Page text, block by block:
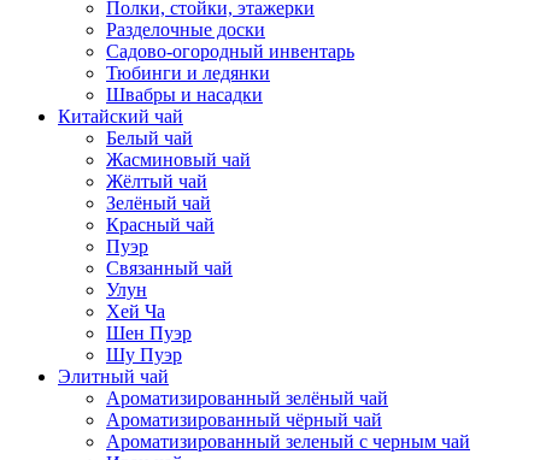
Полки, стойки, этажерки
Разделочные доски
Садово-огородный инвентарь
Тюбинги и ледянки
Швабры и насадки
Китайский чай
Белый чай
Жасминовый чай
Жёлтый чай
Зелёный чай
Красный чай
Пуэр
Связанный чай
Улун
Хей Ча
Шен Пуэр
Шу Пуэр
Элитный чай
Ароматизированный зелёный чай
Ароматизированный чёрный чай
Ароматизированный зеленый с черным чай